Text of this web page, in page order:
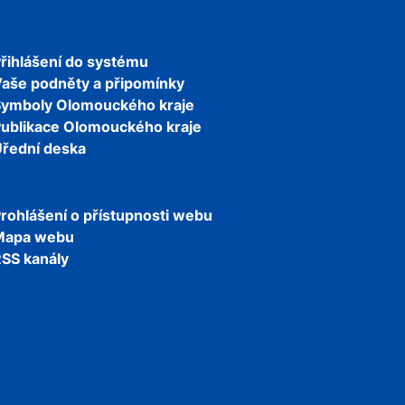
do systému
podněty a připomínky
Olomouckého kraje
Olomouckého kraje
deska
o přístupnosti webu
webu
kanály